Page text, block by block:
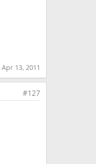
Apr 13, 2011
#127